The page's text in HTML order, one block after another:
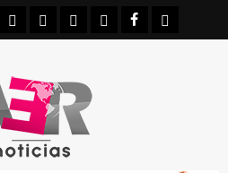
INICIOIRAPUATO
ESTATALES
NACIONALES
FACEBOOK